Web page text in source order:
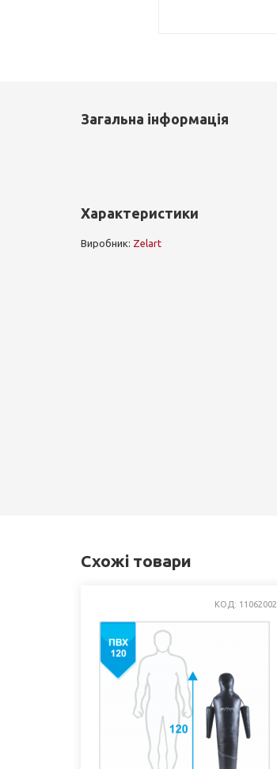
Загальна інформація
Характеристики
Виробник: Zelart
Схожі товари
КОД: 11062002